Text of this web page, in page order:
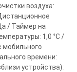
воздуха:
/ Таймер на
1,0 °С /
мобильного
времени:
устройства):